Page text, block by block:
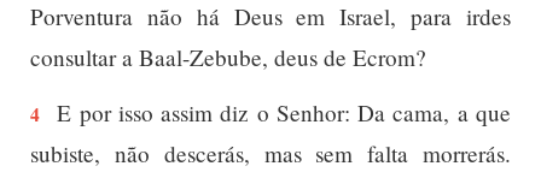
Porventura não há Deus em Israel, para irdes
consultar a Baal-Zebube, deus de Ecrom?
4
E por isso assim diz o Senhor: Da cama, a que
subiste, não descerás, mas sem falta morrerás.